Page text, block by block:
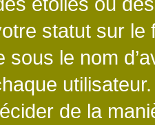
statut sur
sous le nom
utilisateur.
de la